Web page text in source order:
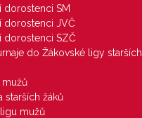
dorostenci SM
dorostenci JVČ
dorostenci SZČ
do Žákovské ligy starších
mužů
starších žáků
mužů